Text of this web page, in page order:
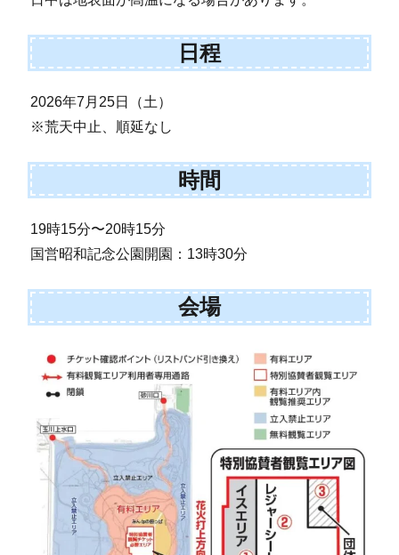
日程
2026年7月25日（土）
※荒天中止、順延なし
時間
19時15分〜20時15分
国営昭和記念公園開園：13時30分
会場